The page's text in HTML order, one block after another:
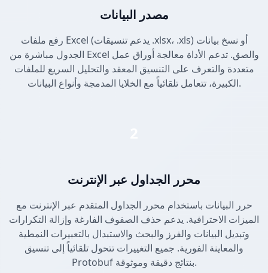
مصدر البيانات
رفع ملفات Excel (يدعم تنسيقات .xlsx، .xls) أو نسخ بيانات
الجدول مباشرة من Excel والصق. تدعم الأداة معالجة أوراق عمل
متعددة والتعرف على التنسيق المعقد والتحليل السريع للملفات
الكبيرة، تتعامل تلقائياً مع الخلايا المدمجة وأنواع البيانات.
محرر الجداول عبر الإنترنت
حرر البيانات باستخدام محرر الجداول المتقدم عبر الإنترنت مع
الميزات الاحترافية. يدعم حذف الصفوف الفارغة وإزالة التكرارات
وتبديل البيانات والفرز والبحث والاستبدال بالتعبيرات النمطية
والمعاينة الفورية. جميع التغييرات تتحول تلقائياً إلى تنسيق
Protobuf بنتائج دقيقة وموثوقة.